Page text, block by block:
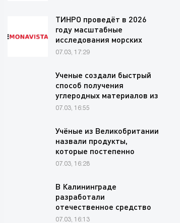
ТИНРО проведёт в 2026
году масштабные
исследования морских
млекопитающих в
07.03, 17:29
Ученые создали быстрый
способ получения
углеродных материалов из
хлопковых…
07.03, 16:55
Учёные из Великобритании
назвали продукты,
которые постепенно
вредят…
07.03, 16:28
В Калининграде
разработали
отечественное средство
для продления свежести…
07.03, 16:13